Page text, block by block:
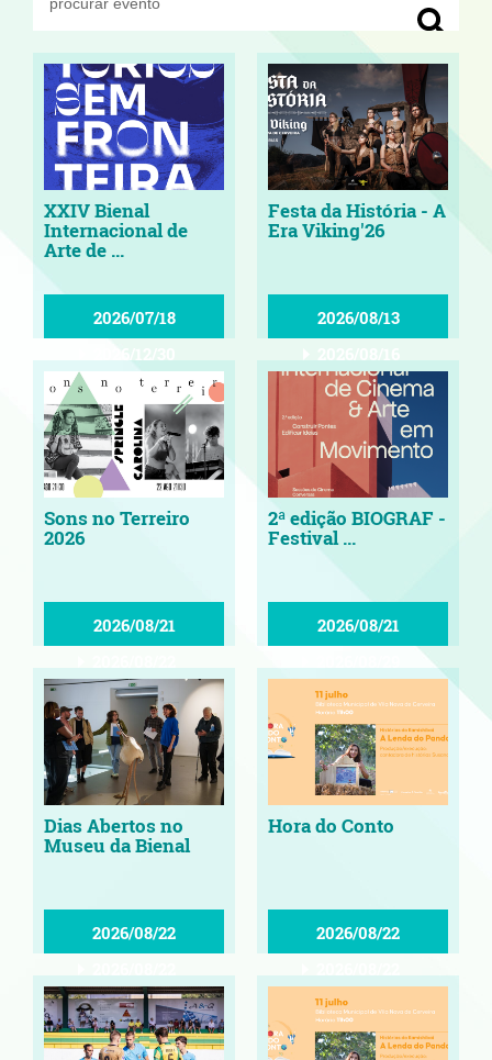
XXIV Bienal
Internacional de
Arte de ...
2026/07/18
2026/12/30
Festa da História - A
Era Viking'26
2026/08/13
Sons no Terreiro
2026
2026/08/21
2ª edição BIOGRAF -
Festival ...
2026/08/21
Dias Abertos no
Museu da Bienal
2026/08/22
Hora do Conto
2026/08/22